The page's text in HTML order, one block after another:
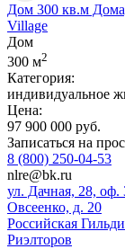
Дом 300 кв.м
Village
Дом
300 м2
Категория:
индивидуальное
Цена:
97 900 000 руб.
Записаться на
8 (800) 250-04-53
nlre@bk.ru
ул. Дачная, 28, оф.
Овсеенко, д. 20
Российская
Риэлторов